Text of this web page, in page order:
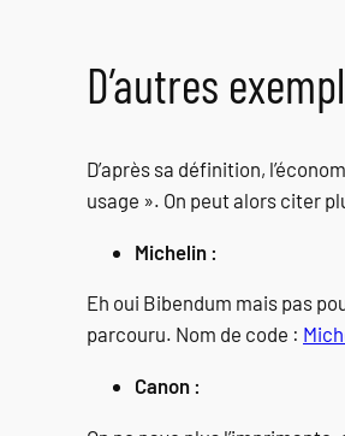
D’autres
D’après sa définition,
usage ». On peut alors citer
Michelin :
Eh oui Bibendum mais pas
parcouru. Nom de code :
Canon :